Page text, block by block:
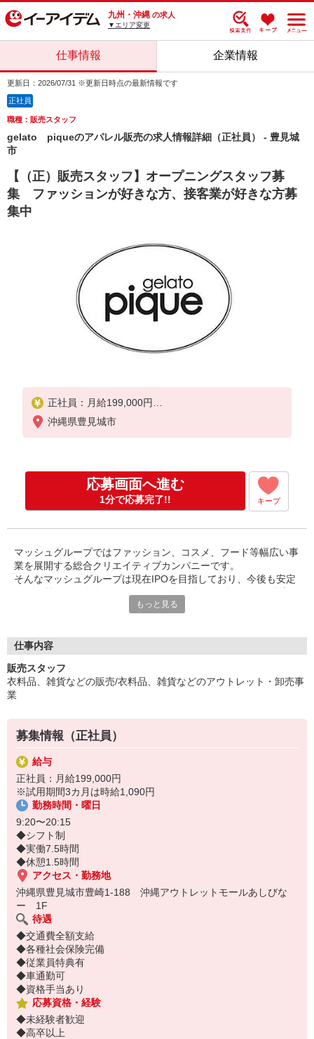
九州・沖縄 の求人
▼エリア変更
仕事情報 企業情報
更新日：2026/07/31 ※更新日時点の最新情報です
正社員
職種：販売スタッフ
gelato piqueのアパレル販売の求人情報詳細（正社員） - 豊見城
市
【（正）販売スタッフ】オープニングスタッフ募
集 ファッションが好きな方、接客業が好きな方募
集中
正社員：月給199,000円
※試用期間3カ月は時給1,090円
沖縄県豊見城市
応募画面へ進む
1分で応募完了!! キープ
マッシュグループではファッション、コスメ、フード等幅広い事
業を展開する総合クリエイティブカンパニーです。
そんなマッシュグループは現在IPOを目指しており、今後も安定
もっと見る
仕事内容
販売スタッフ
衣料品、雑貨などの販売/衣料品、雑貨などのアウトレット・卸売事
業
募集情報（正社員）
給与
正社員：月給199,000円
※試用期間3カ月は時給1,090円
勤務時間・曜日
9:20〜20:15
◆シフト制
◆実働7.5時間
◆休憩1.5時間
アクセス・勤務地
沖縄県豊見城市豊崎1-188 沖縄アウトレットモールあしびな
ー 1F
待遇
◆交通費全額支給
◆各種社会保険完備
◆従業員特典有
◆車通勤可
◆資格手当あり
応募資格・経験
◆未経験者歓迎
◆高卒以上